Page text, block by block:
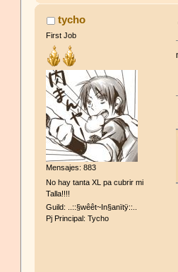
tycho
First Job
Mensajes: 883
No hay tanta XL pa cubrir mi
Talla!!!!
Guild: ..::§wêêt~In§anïtÿ::..
Pj Principal: Tycho